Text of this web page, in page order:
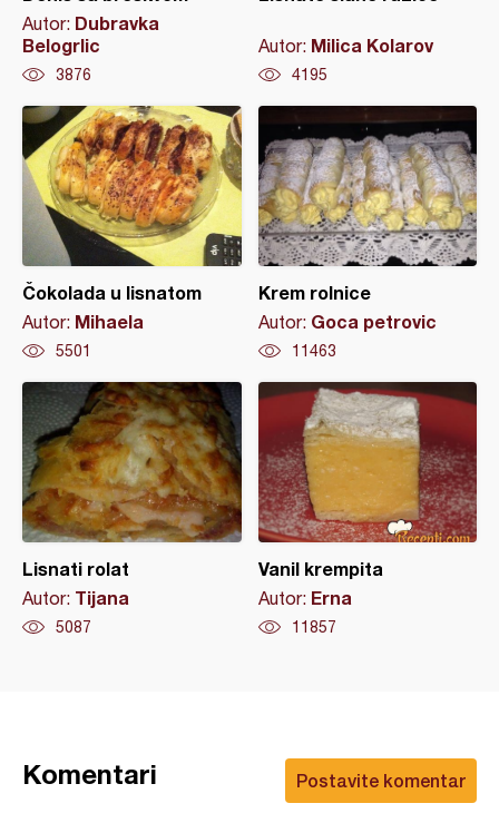
Autor: Dubravka
Belogrlic
3876
Autor: Milica Kolarov
4195
Čokolada u lisnatom
Autor: Mihaela
5501
Krem rolnice
Autor: Goca petrovic
11463
Lisnati rolat
Autor: Tijana
5087
Vanil krempita
Autor: Erna
11857
Postavite komentar
Komentari